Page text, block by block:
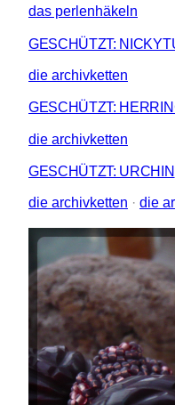
das perlenhäkeln
GESCHÜTZT:
die archivketten
GESCHÜTZT:
die archivketten
GESCHÜTZT: URCHIN
die archivketten · die